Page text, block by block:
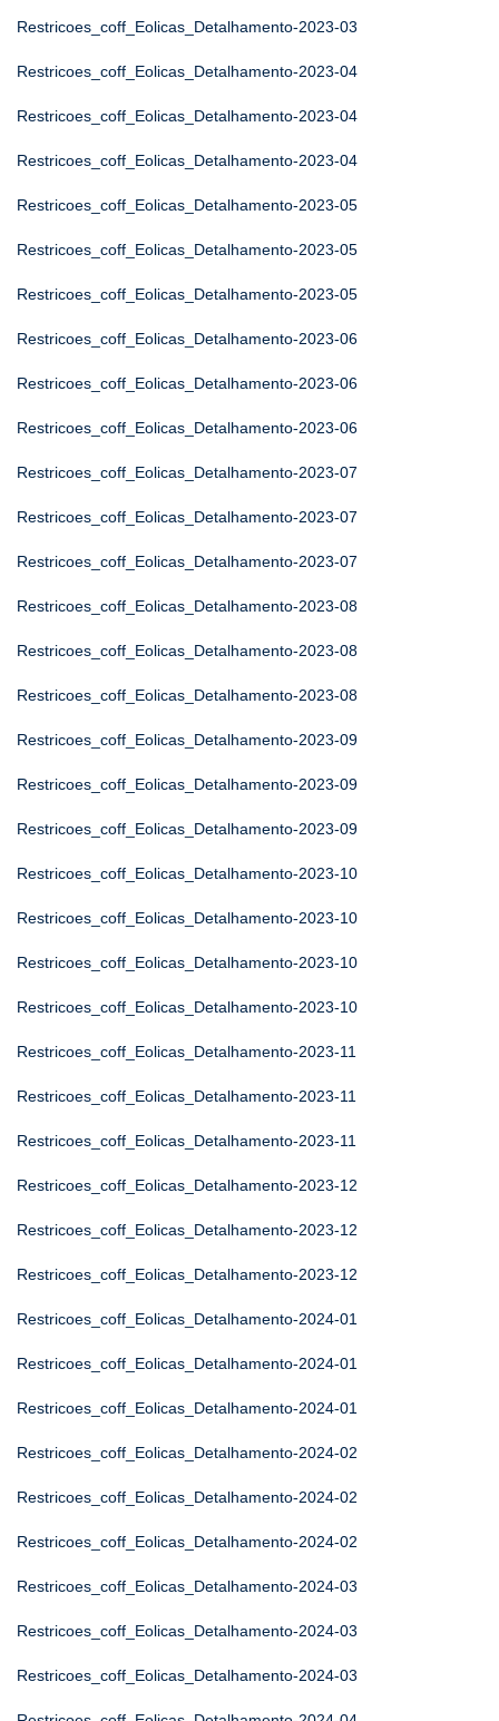
Restricoes_coff_Eolicas_Detalhamento-2023-03
Restricoes_coff_Eolicas_Detalhamento-2023-04
Restricoes_coff_Eolicas_Detalhamento-2023-04
Restricoes_coff_Eolicas_Detalhamento-2023-04
Restricoes_coff_Eolicas_Detalhamento-2023-05
Restricoes_coff_Eolicas_Detalhamento-2023-05
Restricoes_coff_Eolicas_Detalhamento-2023-05
Restricoes_coff_Eolicas_Detalhamento-2023-06
Restricoes_coff_Eolicas_Detalhamento-2023-06
Restricoes_coff_Eolicas_Detalhamento-2023-06
Restricoes_coff_Eolicas_Detalhamento-2023-07
Restricoes_coff_Eolicas_Detalhamento-2023-07
Restricoes_coff_Eolicas_Detalhamento-2023-07
Restricoes_coff_Eolicas_Detalhamento-2023-08
Restricoes_coff_Eolicas_Detalhamento-2023-08
Restricoes_coff_Eolicas_Detalhamento-2023-08
Restricoes_coff_Eolicas_Detalhamento-2023-09
Restricoes_coff_Eolicas_Detalhamento-2023-09
Restricoes_coff_Eolicas_Detalhamento-2023-09
Restricoes_coff_Eolicas_Detalhamento-2023-10
Restricoes_coff_Eolicas_Detalhamento-2023-10
Restricoes_coff_Eolicas_Detalhamento-2023-10
Restricoes_coff_Eolicas_Detalhamento-2023-10
Restricoes_coff_Eolicas_Detalhamento-2023-11
Restricoes_coff_Eolicas_Detalhamento-2023-11
Restricoes_coff_Eolicas_Detalhamento-2023-11
Restricoes_coff_Eolicas_Detalhamento-2023-12
Restricoes_coff_Eolicas_Detalhamento-2023-12
Restricoes_coff_Eolicas_Detalhamento-2023-12
Restricoes_coff_Eolicas_Detalhamento-2024-01
Restricoes_coff_Eolicas_Detalhamento-2024-01
Restricoes_coff_Eolicas_Detalhamento-2024-01
Restricoes_coff_Eolicas_Detalhamento-2024-02
Restricoes_coff_Eolicas_Detalhamento-2024-02
Restricoes_coff_Eolicas_Detalhamento-2024-02
Restricoes_coff_Eolicas_Detalhamento-2024-03
Restricoes_coff_Eolicas_Detalhamento-2024-03
Restricoes_coff_Eolicas_Detalhamento-2024-03